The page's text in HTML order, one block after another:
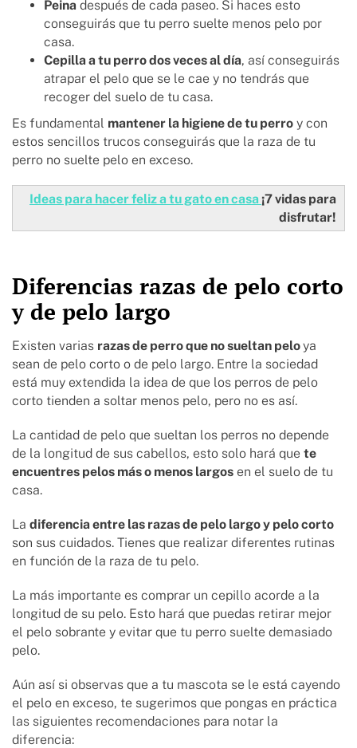
Peina después de cada paseo. Si haces esto
conseguirás que tu perro suelte menos pelo por
casa.
Cepilla a tu perro dos veces al día, así conseguirás
atrapar el pelo que se le cae y no tendrás que
recoger del suelo de tu casa.
Es fundamental mantener la higiene de tu perro y con
estos sencillos trucos conseguirás que la raza de tu
perro no suelte pelo en exceso.
Ideas para hacer feliz a tu gato en casa ¡7 vidas para
disfrutar!
Diferencias razas de pelo corto
y de pelo largo
Existen varias razas de perro que no sueltan peloya
sean de pelo corto o de pelo largo. Entre la sociedad
está muy extendida la idea de que los perros de pelo
corto tienden a soltar menos pelo, pero no es así.
La cantidad de pelo que sueltan los perros no depende
de la longitud de sus cabellos, esto solo hará que te
encuentres pelos más o menos largos en el suelo de tu
casa.
La diferencia entre las razas de pelo largo y pelo corto
son sus cuidados. Tienes que realizar diferentes rutinas
en función de la raza de tu pelo.
La más importante es comprar un cepillo acorde a la
longitud de su pelo. Esto hará que puedas retirar mejor
el pelo sobrante y evitar que tu perro suelte demasiado
pelo.
Aún así si observas que a tu mascota se le está cayendo
el pelo en exceso, te sugerimos que pongas en práctica
las siguientes recomendaciones para notar la
diferencia: